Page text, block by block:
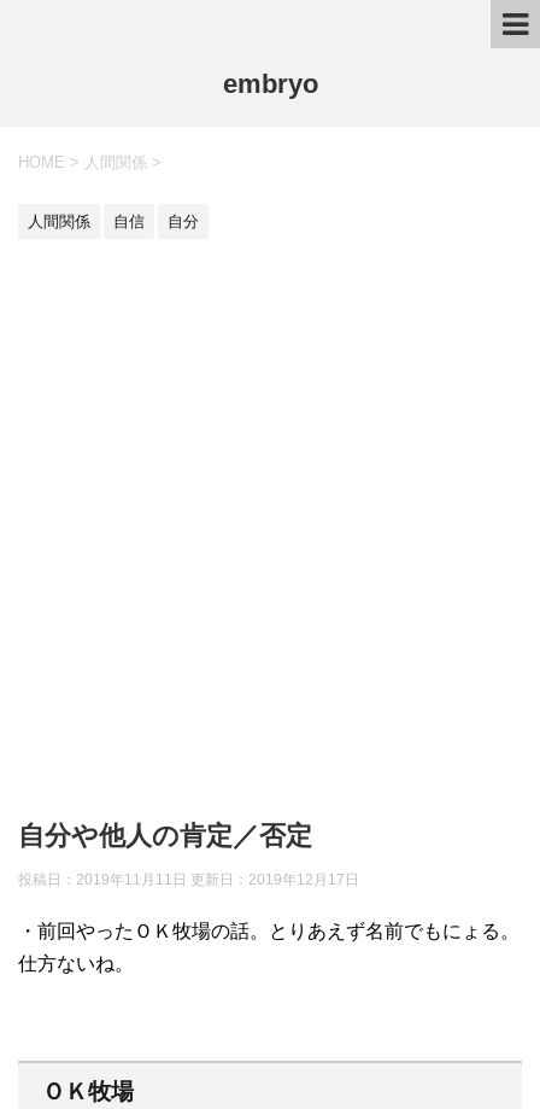
embryo
HOME > 人間関係 >
人間関係 自信 自分
自分や他人の肯定／否定
投稿日：2019年11月11日 更新日： 2019年12月17日
・前回やったＯＫ牧場の話。とりあえず名前でもにょる。
仕方ないね。
ＯＫ牧場